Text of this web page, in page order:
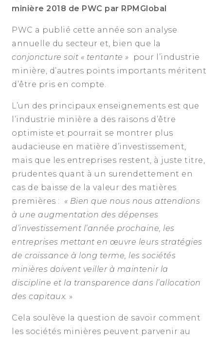
minière 2018 de PWC par RPMGlobal
PWC a publié cette année son analyse
annuelle du secteur et, bien que la
conjoncture soit « tentante » pour l’industrie
minière, d’autres points importants méritent
d’être pris en compte.
L’un des principaux enseignements est que
l’industrie minière a des raisons d’être
optimiste et pourrait se montrer plus
audacieuse en matière d’investissement,
mais que les entreprises restent, à juste titre,
prudentes quant à un surendettement en
cas de baisse de la valeur des matières
premières : « Bien que nous nous attendions
à une augmentation des dépenses
d’investissement l’année prochaine, les
entreprises mettant en œuvre leurs stratégies
de croissance à long terme, les sociétés
minières doivent veiller à maintenir la
discipline et la transparence dans l’allocation
des capitaux. »
Cela soulève la question de savoir comment
les sociétés minières peuvent parvenir au